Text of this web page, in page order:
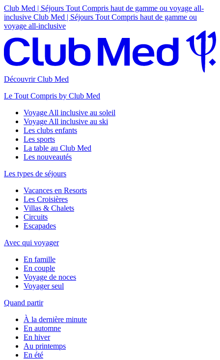
Club Med | Séjours Tout Compris haut de gamme ou voyage all-
inclusive Club Med | Séjours Tout Compris haut de gamme ou
voyage all-inclusive
Découvrir Club Med
Le Tout Compris by Club Med
Voyage All inclusive au soleil
Voyage All inclusive au ski
Les clubs enfants
Les sports
La table au Club Med
Les nouveautés
Les types de séjours
Vacances en Resorts
Les Croisières
Villas & Chalets
Circuits
Escapades
Avec qui voyager
En famille
En couple
Voyage de noces
Voyager seul
Quand partir
À la dernière minute
En automne
En hiver
Au printemps
En été